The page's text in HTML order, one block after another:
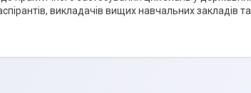
викладачів вищих навчальних закладів